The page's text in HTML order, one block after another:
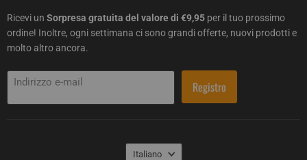
Ricevi un Sorpresa gratuita del valore di €9,95 per il tuo prossimo
ordine! Inoltre, ogni settimana ci sono grandi offerte, nuovi prodotti e
molto altro ancora.
Indirizzo e-mail Registro
Lingua
Italiano